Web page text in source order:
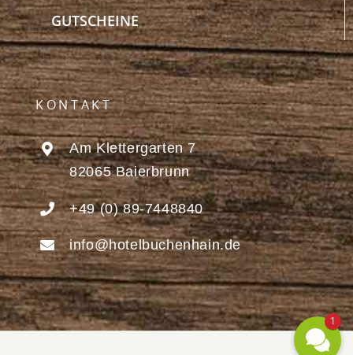
GUTSCHEINE
KONTAKT
Am Klettergarten 7
82065 Baierbrunn
+49 (0) 89-7448840
info@hotelbuchenhain.de
1